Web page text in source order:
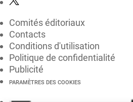
Comités éditoriaux
Contacts
Conditions d'utilisation
Politique de confidentialité
Publicité
PARAMÈTRES DES COOKIES